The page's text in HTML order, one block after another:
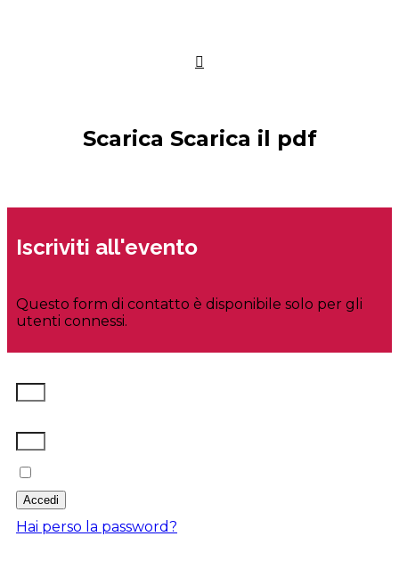
Scarica Scarica il pdf
Iscriviti all'evento
Questo form di contatto è disponibile solo per gli
utenti connessi.
Accedi
Hai perso la password?